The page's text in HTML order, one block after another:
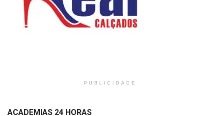
PUBLICIDADE
ACADEMIAS 24 HORAS